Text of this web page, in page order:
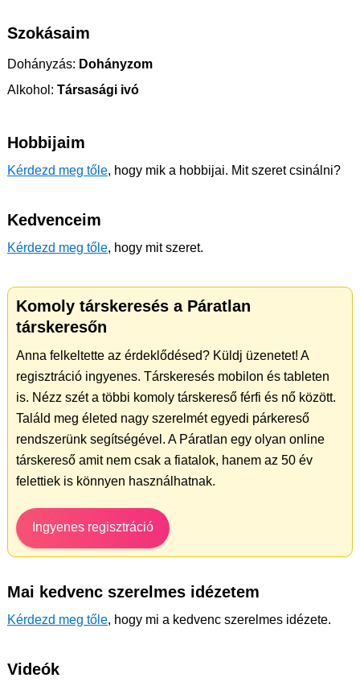
Szokásaim
Dohányzás: Dohányzom
Alkohol: Társasági ivó
Hobbijaim
Kérdezd meg tőle, hogy mik a hobbijai. Mit szeret csinálni?
Kedvenceim
Kérdezd meg tőle, hogy mit szeret.
Komoly társkeresés a Páratlan
társkeresőn
Anna felkeltette az érdeklődésed? Küldj üzenetet! A
regisztráció ingyenes. Társkeresés mobilon és tableten
is. Nézz szét a többi komoly társkereső férfi és nő között.
Találd meg életed nagy szerelmét egyedi párkereső
rendszerünk segítségével. A Páratlan egy olyan online
társkereső amit nem csak a fiatalok, hanem az 50 év
felettiek is könnyen használhatnak.
Ingyenes regisztráció
Mai kedvenc szerelmes idézetem
Kérdezd meg tőle, hogy mi a kedvenc szerelmes idézete.
Videók